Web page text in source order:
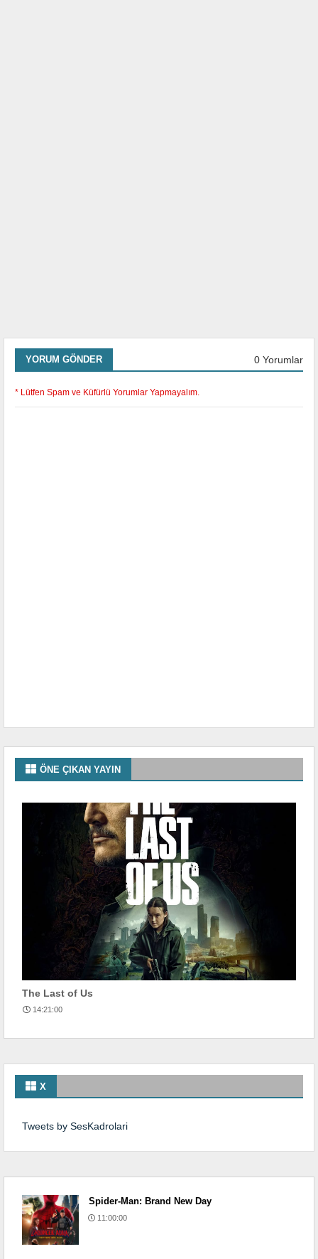
YORUM GÖNDER 0 Yorumlar
* Lütfen Spam ve Küfürlü Yorumlar Yapmayalım.
ÖNE ÇIKAN YAYIN
The Last of Us
14:21:00
X
Tweets by SesKadrolari
Spider-Man: Brand New Day
11:00:00